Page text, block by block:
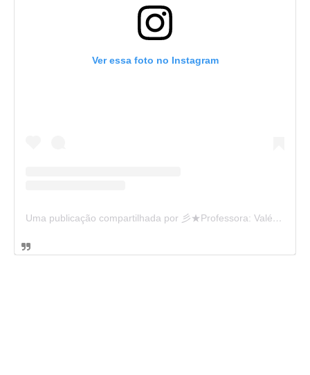
Ver essa foto no Instagram
Uma publicação compartilhada por 彡★Professora: Valéria·.¸¸.· (@ensinandocomcarinho)